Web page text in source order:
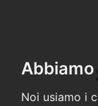
Noi usiamo i